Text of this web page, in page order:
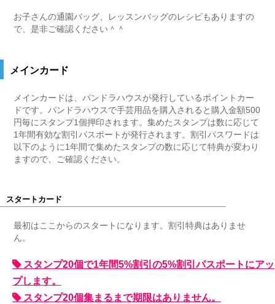
お子さんの通園バッグ、レッスンバッグのレシピもありますの
で、是非ご確認ください＾＾
メインカード
メインカードは、パンドラハウスが発行しているポイントカー
ドです。パンドラハウスで手芸用品を購入されると購入金額500
円毎にスタンプ1個押印されます。集めたスタンプは数に応じて
1年間有効な割引パスポートが発行されます。割引パスワードは
以下のように1年間で集めたスタンプの数に応じて特典が変わり
ますので、ご確認ください。
スタートカード
最初はここからのスタートになります。割引特典はありませ
ん。
スタンプ20個で1年間5%割引の5%割引パスポートにアッ
プします。
スタンプ20個集まるまで期限はありません。